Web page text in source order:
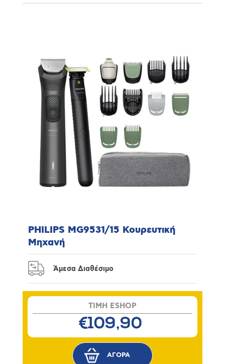
PHILIPS MG9531/15 Κουρευτική
Μηχανή
Άμεσα Διαθέσιμο
TIMH ESHOP
€109,90